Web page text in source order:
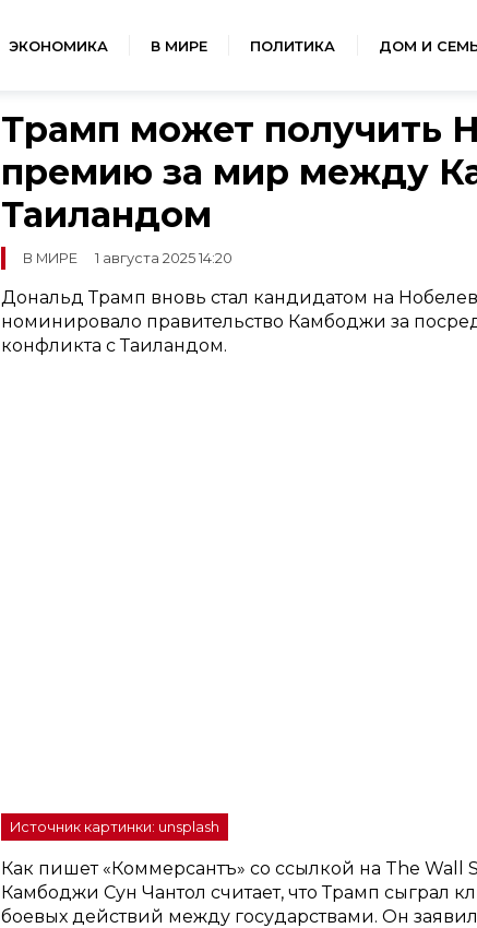
ЭКОНОМИКА В МИРЕ ПОЛИТИКА ДОМ И
Трамп может получить
премию за мир между
Таиландом
В МИРЕ 1 августа 2025 14:20
Дональд Трамп вновь стал кандидатом на
номинировало правительство Камбоджи за
конфликта с Таиландом.
Источник картинки: unsplash
Как пишет «Коммерсантъ» со ссылкой на The
Камбоджи Сун Чантол считает, что Трамп сыграл
боевых действий между государствами. Он